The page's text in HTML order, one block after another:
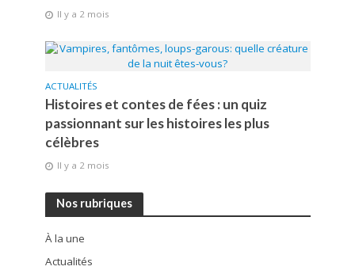
Il y a 2 mois
ACTUALITÉS
Histoires et contes de fées : un quiz
passionnant sur les histoires les plus
célèbres
Il y a 2 mois
Nos rubriques
À la une
Actualités